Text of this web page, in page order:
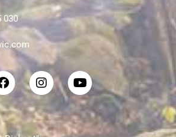
030
F
a
c
e
b
o
I
n
s
t
a
g
Y
o
u
t
u
b